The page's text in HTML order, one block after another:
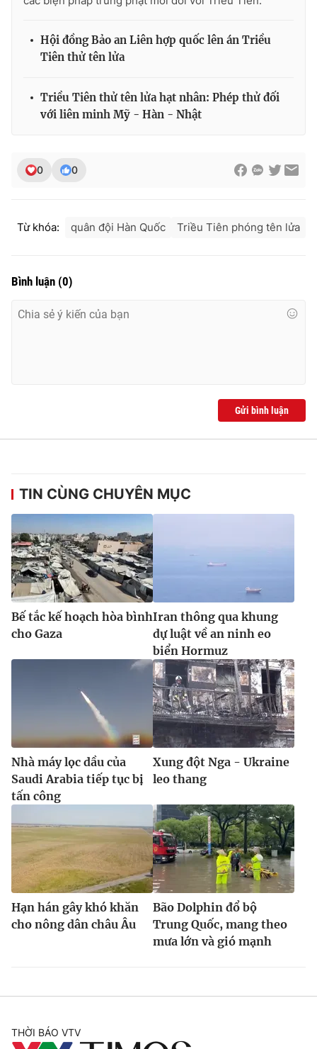
Cơ quan chủ quản:
cấp ngày 29/12/2023
Nguyễn Trọng Ninh
® Cấm sao chép dưới mọi hình thức nếu không có sự chấp
thuận bằng văn bản. Ghi rõ nguồn VTV.vn khi phát hành lại
thông tin từ website này.
Hội đồng Bảo an Liên hợp quốc lên án Triều
Tiên thử tên lửa
Triều Tiên thử tên lửa hạt nhân: Phép thử đối
với liên minh Mỹ - Hàn - Nhật
0 0
Từ khóa: quân đội Hàn Quốc Triều Tiên phóng tên lửa
Bình luận (0)
Gửi bình luận
TIN CÙNG CHUYÊN MỤC
Bế tắc kế hoạch hòa bình
cho Gaza
Iran thông qua khung
dự luật về an ninh eo
biển Hormuz
Nhà máy lọc dầu của
Saudi Arabia tiếp tục bị
tấn công
Xung đột Nga - Ukraine
leo thang
Hạn hán gây khó khăn
cho nông dân châu Âu
Bão Dolphin đổ bộ
Trung Quốc, mang theo
mưa lớn và gió mạnh
THỜI BÁO VTV